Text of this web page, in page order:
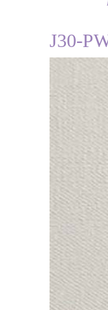
J30-